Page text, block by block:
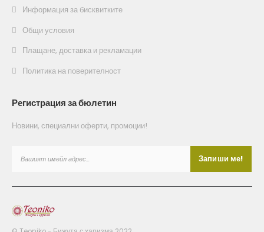
Информация за бисквитките
Общи условия
Плащане, доставка и рекламации
Политика на поверителност
Регистрация за бюлетин
Новини, специални оферти, промоции!